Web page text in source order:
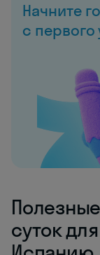
Начните
с первого
суток